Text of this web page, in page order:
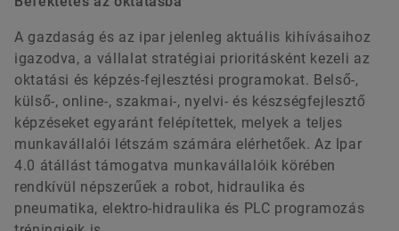
A gazdaság és az ipar jelenleg aktuális kihívásaihoz
igazodva, a vállalat stratégiai prioritásként kezeli az
oktatási és képzés-fejlesztési programokat. Belső-,
külső-, online-, szakmai-, nyelvi- és készségfejlesztő
képzéseket egyaránt felépítettek, melyek a teljes
munkavállalói létszám számára elérhetőek. Az Ipar
4.0 átállást támogatva munkavállalóik körében
rendkívül népszerűek a robot, hidraulika és
pneumatika, elektro-hidraulika és PLC programozás